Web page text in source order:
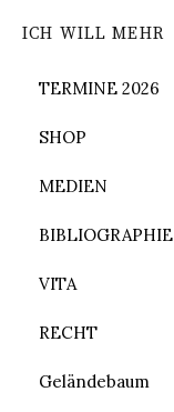
ICH WILL MEHR
TERMINE 2026
SHOP
MEDIEN
BIBLIOGRAPHIE
VITA
RECHT
Geländebaum